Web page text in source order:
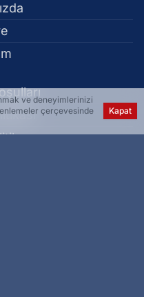
ve deneyimlerinizi
çerçevesinde
Kapat